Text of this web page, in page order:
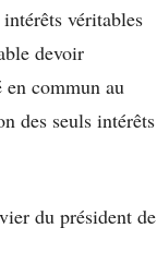
véritables
devoir
en commun au
des seuls intérêts
du président de